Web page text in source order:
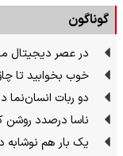
گوناگون
در عصر دیجیتال
خوب بخوابید تا
دو ربات انسان‌نما
ناسا درصدد روشن
یک بار هم نوشابه